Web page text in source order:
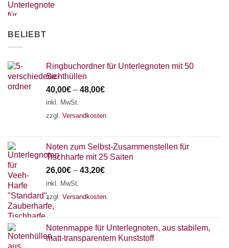
BELIEBT
Ringbuchordner für Unterlegnoten mit 50
Sichthüllen
40,00€ – 48,00€
inkl. MwSt.
zzgl. Versandkosten
Noten zum Selbst-Zusammenstellen für
Tischharfe mit 25 Saiten
26,00€ – 43,20€
inkl. MwSt.
zzgl. Versandkosten
Notenmappe für Unterlegnoten, aus stabilem,
matt-transparentem Kunststoff
18 SAITEN